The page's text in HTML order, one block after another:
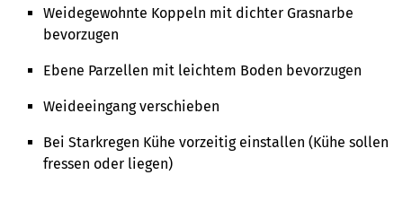
Weidegewohnte Koppeln mit dichter Grasnarbe
bevorzugen
Ebene Parzellen mit leichtem Boden bevorzugen
Weideeingang verschieben
Bei Starkregen Kühe vorzeitig einstallen (Kühe sollen
fressen oder liegen)